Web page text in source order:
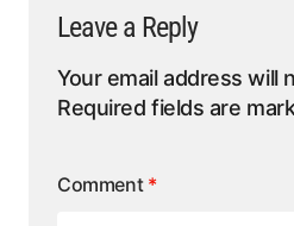
Leave a Reply
Your email address will
Required fields are
Comment *